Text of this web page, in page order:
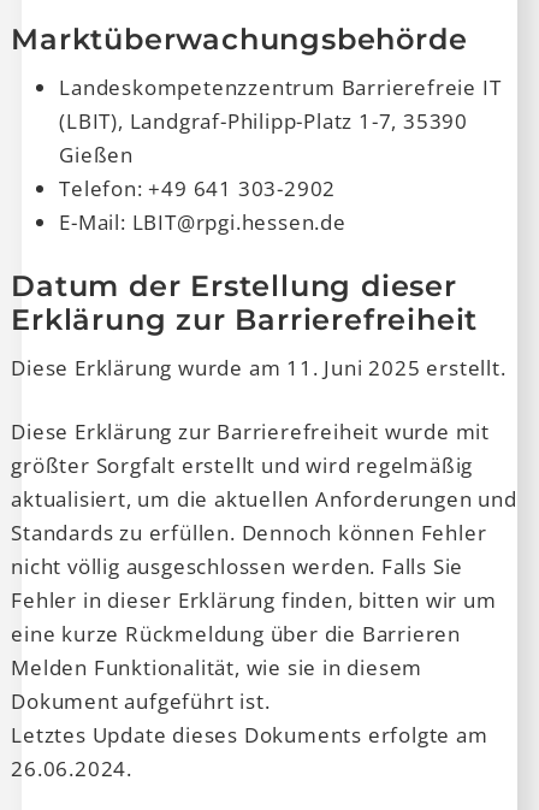
Marktüberwachungsbehörde
Landeskompetenzzentrum Barrierefreie IT
(LBIT), Landgraf-Philipp-Platz 1-7, 35390
Gießen
Telefon: +49 641 303-2902
E-Mail: LBIT@rpgi.hessen.de
Datum der Erstellung dieser
Erklärung zur Barrierefreiheit
Diese Erklärung wurde am 11. Juni 2025 erstellt.
Diese Erklärung zur Barrierefreiheit wurde mit
größter Sorgfalt erstellt und wird regelmäßig
aktualisiert, um die aktuellen Anforderungen und
Standards zu erfüllen. Dennoch können Fehler
nicht völlig ausgeschlossen werden. Falls Sie
Fehler in dieser Erklärung finden, bitten wir um
eine kurze Rückmeldung über die Barrieren
Melden Funktionalität, wie sie in diesem
Dokument aufgeführt ist.
Letztes Update dieses Dokuments erfolgte am
26.06.2024.